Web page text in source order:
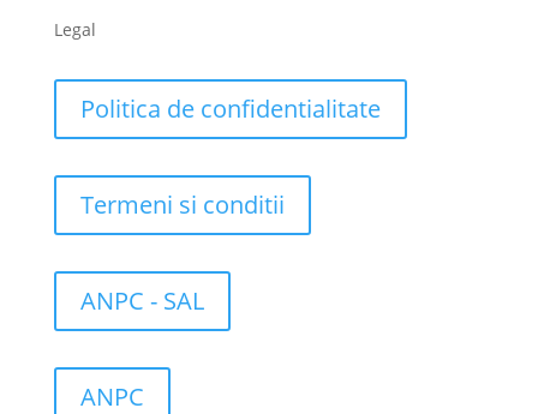
Legal
Politica de confidentialitate
Termeni si conditii
ANPC - SAL
ANPC